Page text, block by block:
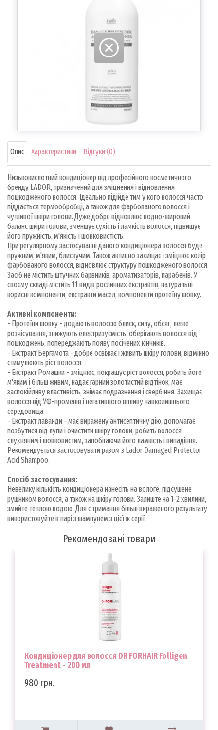
Опис Характеристики Відгуки (0)
Низькокислотний кондиціонер від професійного косметичного
бренду LADOR, призначений для зміцнення і відновлення
пошкодженого волосся. Ідеально підійде тим у кого волосся часто
піддається термообробці, а також для фарбованого волосся і
чутливої ​​шкіри голови. Дуже добре відновлює водно-жировий
баланс шкіри голови, зменшує сухість і ламкість волосся, підвищує
його пружність, м'якість і шовковистість.
При регулярному застосуванні даного кондиціонера волосся буде
пружним, м'яким, блискучим. Також активно захищає і зміцнює колір
фарбованого волосся, відновлює структуру пошкодженого волосся.
Засіб не містить штучних барвників, ароматизаторів, парабенів. У
своєму складі містить 11 видів рослинних екстрактів, натуральні
корисні компоненти, екстракти масел, компоненти протеїну шовку.
Активні компоненти:
- Протеїни шовку - додають волоссю блиск, силу, обсяг, легке
розчісування, знижують електризуємість, оберігають волосся від
пошкоджень, попереджають появу посічених кінчиків.
- Екстракт Бергамота - добре освіжає і живить шкіру голови, відмінно
стимулюють ріст волосся.
- Екстракт Ромашки - зміцнює, покращує ріст волосся, робить його
м'яким і більш живим, надає гарний золотистий відтінок, має
заспокійливу властивість, знімає подразнення і свербіння. Захищає
волосся від УФ-променів і негативного впливу навколишнього
середовища.
- Екстракт лаванди - має виражену антисептичну дію, допомагає
позбутися від лупи і очистити шкіру голови, робить волосся
слухняним і шовковистим, запобігаючи його ламкість і випадіння.
Рекомендується застосовувати разом з Lador Damaged Protector
Acid Shampoo.
Спосіб застосування:
Невелику кількість кондиціонера нанесіть на вологе, підсушене
рушником волосся, а також на шкіру голови. Залиште на 1-2 хвилини,
змийте теплою водою. Для отримання більш вираженого результату
використовуйте в парі з шампунем з цієї ж серії.
Рекомендовані товари
Кондиціонер для волосся DR FORHAIR Folligen
Treatment - 200 мл
980 грн.